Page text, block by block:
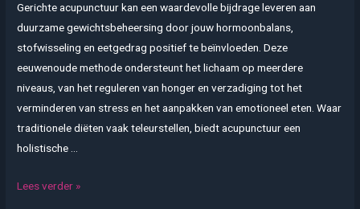
Gerichte acupunctuur kan een waardevolle bijdrage leveren aan
duurzame gewichtsbeheersing door jouw hormoonbalans,
stofwisseling en eetgedrag positief te beïnvloeden. Deze
eeuwenoude methode ondersteunt het lichaam op meerdere
niveaus, van het reguleren van honger en verzadiging tot het
verminderen van stress en het aanpakken van emotioneel eten. Waar
traditionele diëten vaak teleurstellen, biedt acupunctuur een
holistische …
Slimmer
Lees verder »